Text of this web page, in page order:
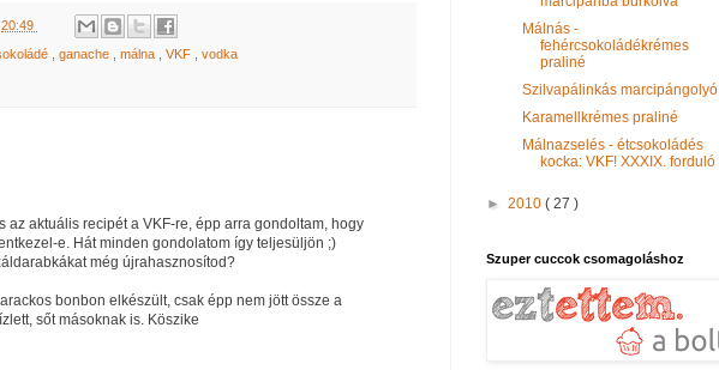
20:49
ganache málna VKF vodka
az aktuális recipét a VKF-re, épp arra gondoltam, hogy
e. Hát minden gondolatom így teljesüljön ;)
még újrahasznosítod?
bonbon elkészült, csak épp nem jött össze a
sőt másoknak is. Köszike
Málnás -
fehércsokoládékrémes
praliné
Szilvapálinkás marcipángolyó
Karamellkrémes praliné
Málnazselés - étcsokoládés
kocka: VKF! XXXIX. forduló
► 2010 ( 27 )
Szuper cuccok csomagoláshoz